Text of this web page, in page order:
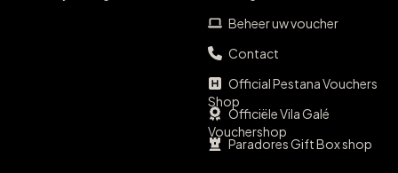
Beheer uw voucher
Contact
Official Pestana Vouchers
Shop
Officiële Vila Galé
Vouchershop
Paradores Gift Box shop